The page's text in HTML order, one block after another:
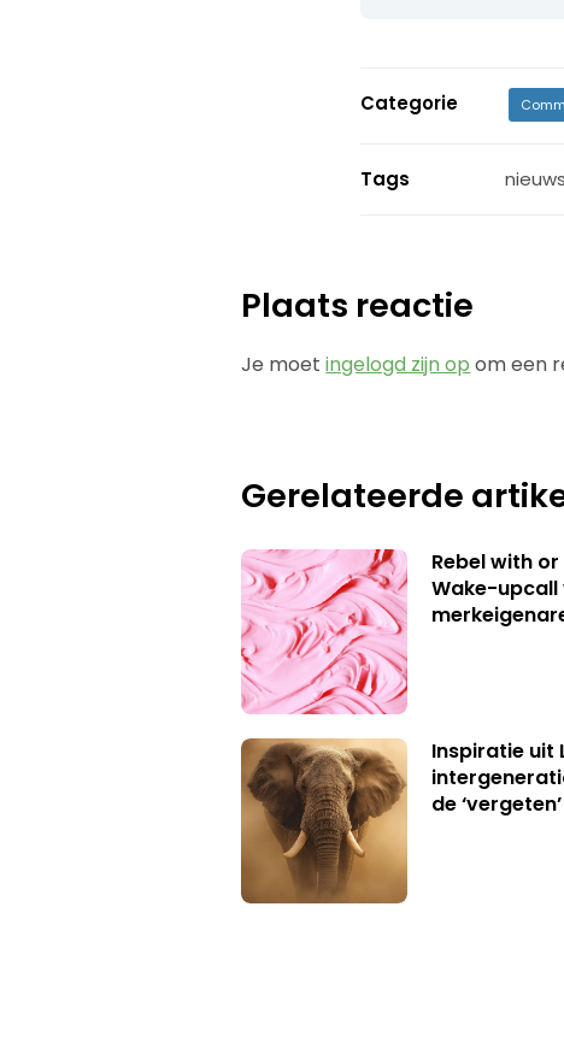
Categorie
Tags nieuws
Plaats reactie
Je moetingelogd zijn op om een
Gerelateerde
Rebel with
Wake-
Inspiratie uit
de